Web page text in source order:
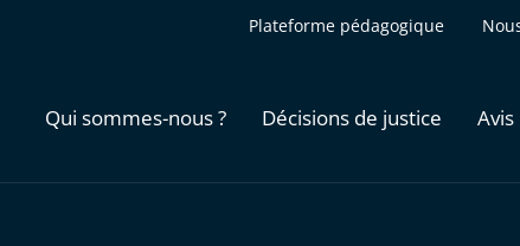
Plateforme pédagogique
Qui sommes-nous ? Décisions de justice